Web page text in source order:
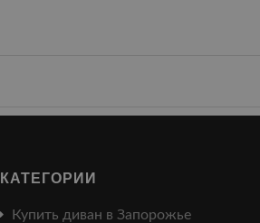
КАТЕГОРИИ
Купить диван в Запорожье